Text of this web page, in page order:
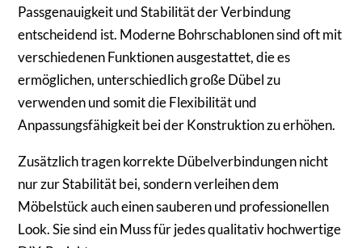
Passgenauigkeit und Stabilität der Verbindung
entscheidend ist. Moderne Bohrschablonen sind oft mit
verschiedenen Funktionen ausgestattet, die es
ermöglichen, unterschiedlich große Dübel zu
verwenden und somit die Flexibilität und
Anpassungsfähigkeit bei der Konstruktion zu erhöhen.
Zusätzlich tragen korrekte Dübelverbindungen nicht
nur zur Stabilität bei, sondern verleihen dem
Möbelstück auch einen sauberen und professionellen
Look. Sie sind ein Muss für jedes qualitativ hochwertige